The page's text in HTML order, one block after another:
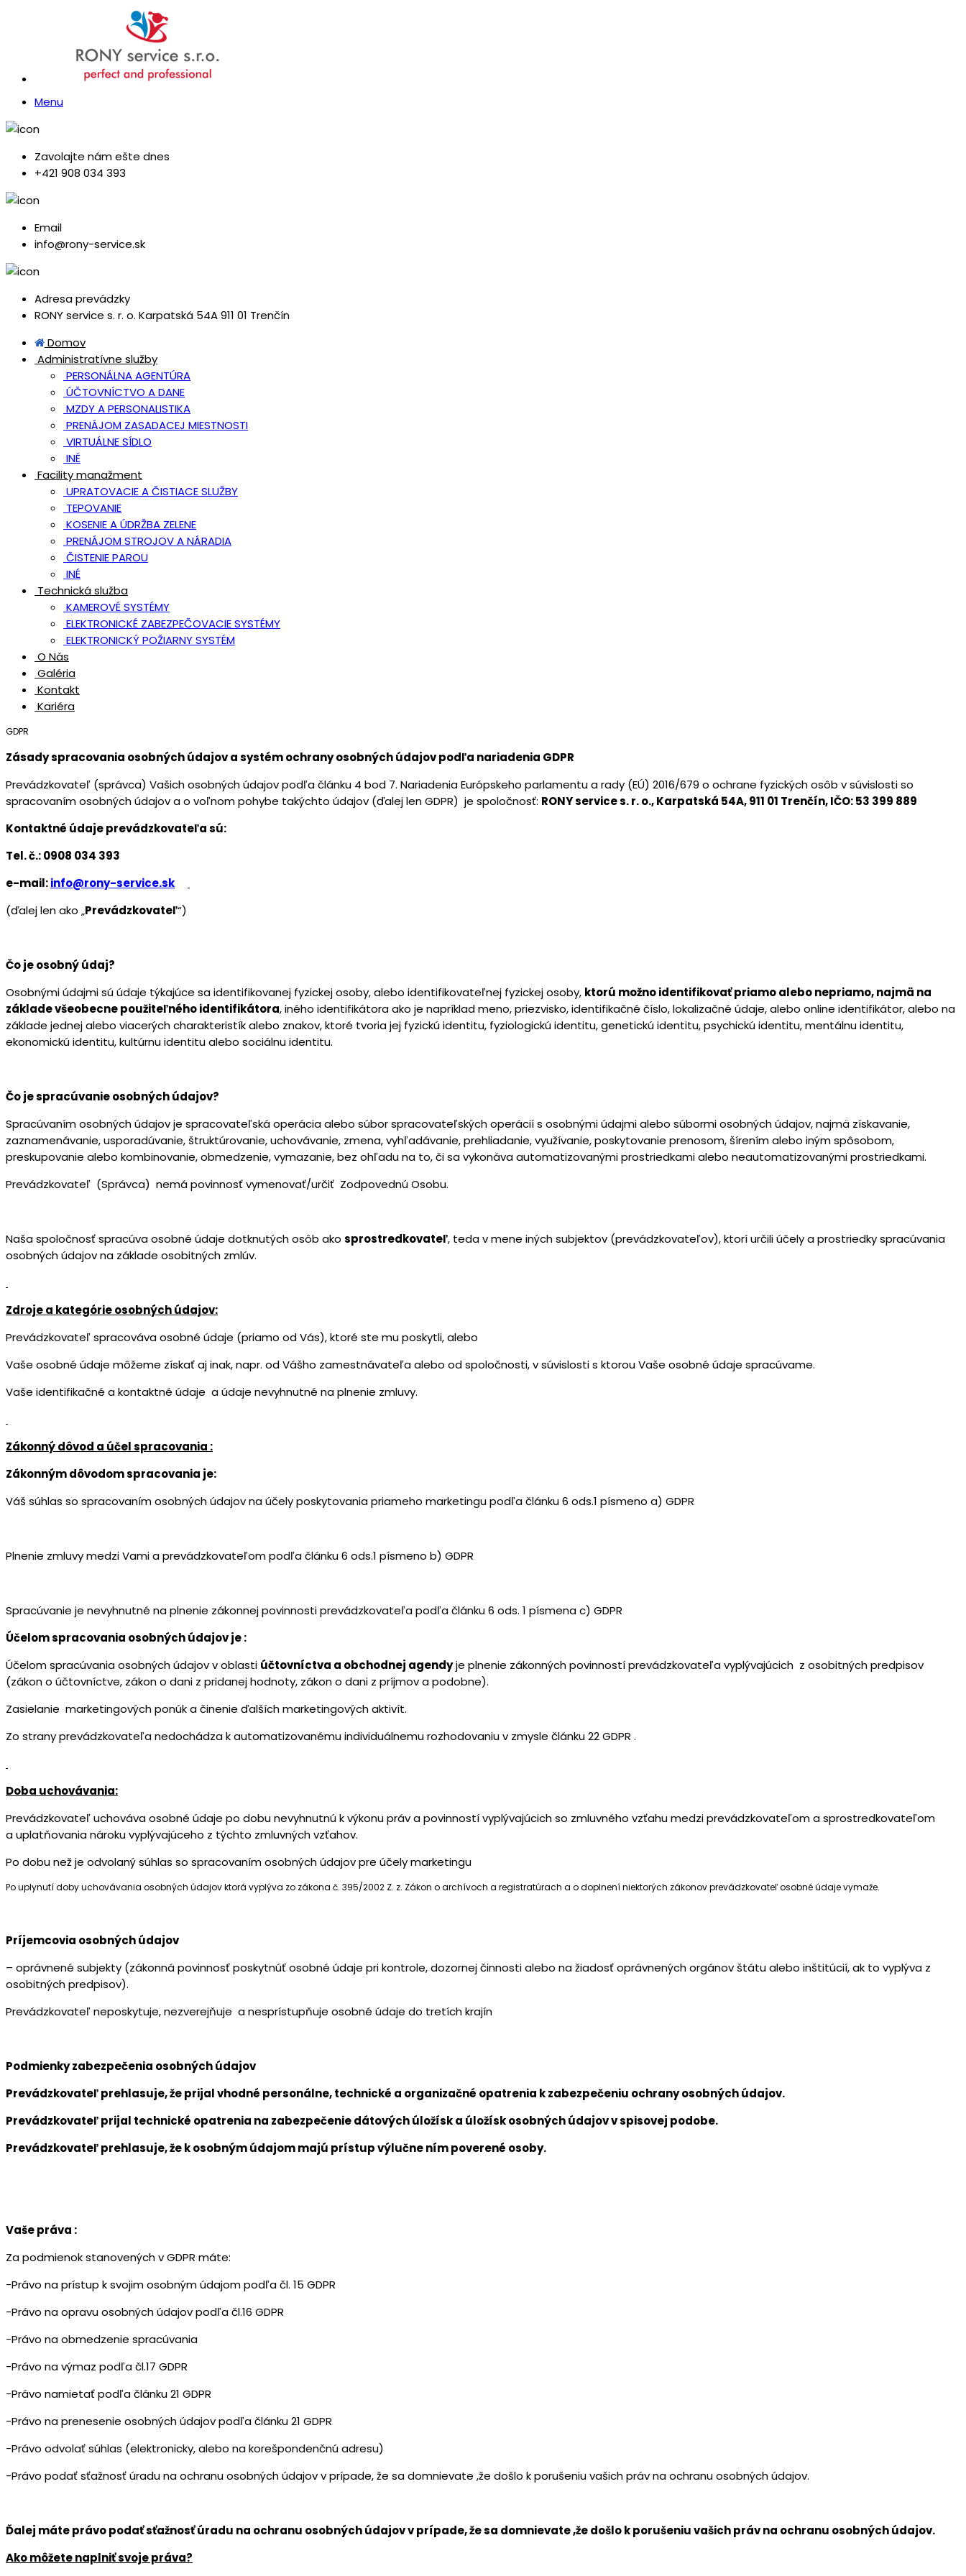
Menu
Zavolajte nám ešte dnes
+421 908 034 393
Email
info@rony-service.sk
Adresa prevádzky
RONY service s. r. o. Karpatská 54A 911 01 Trenčín
Domov
Administratívne služby
PERSONÁLNA AGENTÚRA
ÚČTOVNÍCTVO A DANE
MZDY A PERSONALISTIKA
PRENÁJOM ZASADACEJ MIESTNOSTI
VIRTUÁLNE SÍDLO
INÉ
Facility manažment
UPRATOVACIE A ČISTIACE SLUŽBY
TEPOVANIE
KOSENIE A ÚDRŽBA ZELENE
PRENÁJOM STROJOV A NÁRADIA
ČISTENIE PAROU
INÉ
Technická služba
KAMEROVÉ SYSTÉMY
ELEKTRONICKÉ ZABEZPEČOVACIE SYSTÉMY
ELEKTRONICKÝ POŽIARNY SYSTÉM
O Nás
Galéria
Kontakt
Kariéra
GDPR
Zásady spracovania osobných údajov a systém ochrany osobných údajov podľa nariadenia GDPR
Prevádzkovateľ (správca) Vašich osobných údajov podľa článku 4 bod 7. Nariadenia Európskeho parlamentu a rady (EÚ) 2016/679 o ochrane fyzických osôb v súvislosti so
spracovaním osobných údajov a o voľnom pohybe takýchto údajov (ďalej len GDPR) je spoločnosť: RONY service s. r. o., Karpatská 54A, 911 01 Trenčín, IČO: 53 399 889
Kontaktné údaje prevádzkovateľa sú:
Tel. č.:0908 034 393
e-mail:info@rony-service.sk
(ďalej len ako „Prevádzkovateľ“)
Čo je osobný údaj?
Osobnými údajmi sú údaje týkajúce sa identifikovanej fyzickej osoby, alebo identifikovateľnej fyzickej osoby, ktorú možno identifikovať priamo alebo nepriamo, najmä na
základe všeobecne použiteľného identifikátora, iného identifikátora ako je napríklad meno, priezvisko, identifikačné číslo, lokalizačné údaje, alebo online identifikátor, alebo na
základe jednej alebo viacerých charakteristík alebo znakov, ktoré tvoria jej fyzickú identitu, fyziologickú identitu, genetickú identitu, psychickú identitu, mentálnu identitu,
ekonomickú identitu, kultúrnu identitu alebo sociálnu identitu.
Čo je spracúvanie osobných údajov?
Spracúvaním osobných údajov je spracovateľská operácia alebo súbor spracovateľských operácií s osobnými údajmi alebo súbormi osobných údajov, najmä získavanie,
zaznamenávanie, usporadúvanie, štruktúrovanie, uchovávanie, zmena, vyhľadávanie, prehliadanie, využívanie, poskytovanie prenosom, šírením alebo iným spôsobom,
preskupovanie alebo kombinovanie, obmedzenie, vymazanie, bez ohľadu na to, či sa vykonáva automatizovanými prostriedkami alebo neautomatizovanými prostriedkami.
Prevádzkovateľ (Správca) nemá povinnosť vymenovať/určiť Zodpovednú Osobu.
Naša spoločnosť spracúva osobné údaje dotknutých osôb ako sprostredkovateľ, teda v mene iných subjektov (prevádzkovateľov), ktorí určili účely a prostriedky spracúvania
osobných údajov na základe osobitných zmlúv.
Zdroje a kategórie osobných údajov:
Prevádzkovateľ spracováva osobné údaje (priamo od Vás), ktoré ste mu poskytli, alebo
Vaše osobné údaje môžeme získať aj inak, napr. od Vášho zamestnávateľa alebo od spoločnosti, v súvislosti s ktorou Vaše osobné údaje spracúvame.
Vaše identifikačné a kontaktné údaje a údaje nevyhnutné na plnenie zmluvy.
Zákonný dôvod a účel spracovania :
Zákonným dôvodom spracovania je:
Váš súhlas so spracovaním osobných údajov na účely poskytovania priameho marketingu podľa článku 6 ods.1 písmeno a) GDPR
Plnenie zmluvy medzi Vami a prevádzkovateľom podľa článku 6 ods.1 písmeno b) GDPR
Spracúvanie je nevyhnutné na plnenie zákonnej povinnosti prevádzkovateľa podľa článku 6 ods. 1 písmena c) GDPR
Účelom spracovania osobných údajov je :
Účelom spracúvania osobných údajov v oblasti účtovníctva a obchodnej agendyje plnenie zákonných povinností prevádzkovateľa vyplývajúcich z osobitných predpisov
(zákon o účtovníctve, zákon o dani z pridanej hodnoty, zákon o dani z príjmov a podobne).
Zasielanie marketingových ponúk a činenie ďalších marketingových aktivít.
Zo strany prevádzkovateľa nedochádza k automatizovanému individuálnemu rozhodovaniu v zmysle článku 22 GDPR .
Doba uchovávania:
Prevádzkovateľ uchováva osobné údaje po dobu nevyhnutnú k výkonu práv a povinností vyplývajúcich so zmluvného vzťahu medzi prevádzkovateľom a sprostredkovateľom
a uplatňovania nároku vyplývajúceho z týchto zmluvných vzťahov.
Po dobu než je odvolaný súhlas so spracovaním osobných údajov pre účely marketingu
Po uplynutí doby uchovávania osobných údajov ktorá vyplýva zo zákona č. 395/2002 Z. z. Zákon o archívoch a registratúrach a o doplnení niektorých zákonov prevádzkovateľ osobné údaje vymaže.
Príjemcovia osobných údajov
– oprávnené subjekty (zákonná povinnosť poskytnúť osobné údaje pri kontrole, dozornej činnosti alebo na žiadosť oprávnených orgánov štátu alebo inštitúcií, ak to vyplýva z
osobitných predpisov).
Prevádzkovateľ neposkytuje, nezverejňuje a nesprístupňuje osobné údaje do tretích krajín
Podmienky zabezpečenia osobných údajov
Prevádzkovateľ prehlasuje, že prijal vhodné personálne, technické a organizačné opatrenia k zabezpečeniu ochrany osobných údajov.
Prevádzkovateľ prijal technické opatrenia na zabezpečenie dátových úložísk a úložísk osobných údajov v spisovej podobe.
Prevádzkovateľ prehlasuje, že k osobným údajom majú prístup výlučne ním poverené osoby.
Vaše práva :
Za podmienok stanovených v GDPR máte:
-Právo na prístup k svojim osobným údajom podľa čl. 15 GDPR
-Právo na opravu osobných údajov podľa čl.16 GDPR
-Právo na obmedzenie spracúvania
-Právo na výmaz podľa čl.17 GDPR
-Právo namietať podľa článku 21 GDPR
-Právo na prenesenie osobných údajov podľa článku 21 GDPR
-Právo odvolať súhlas (elektronicky, alebo na korešpondenčnú adresu)
-Právo podať sťažnosť úradu na ochranu osobných údajov v prípade, že sa domnievate ,že došlo k porušeniu vašich práv na ochranu osobných údajov.
Ďalej máte právo podať sťažnosť úradu na ochranu osobných údajov v prípade, že sa domnievate ,že došlo k porušeniu vašich práv na ochranu osobných údajov.
Ako môžete naplniť svoje práva?